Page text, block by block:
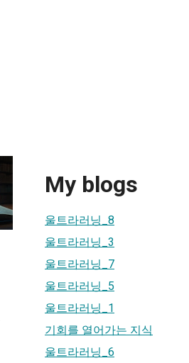
My blogs
울트라러닝_8
울트라러닝_3
울트라러닝_7
울트라러닝_5
울트라러닝_1
기회를 열어가는 지식
울트라러닝_6